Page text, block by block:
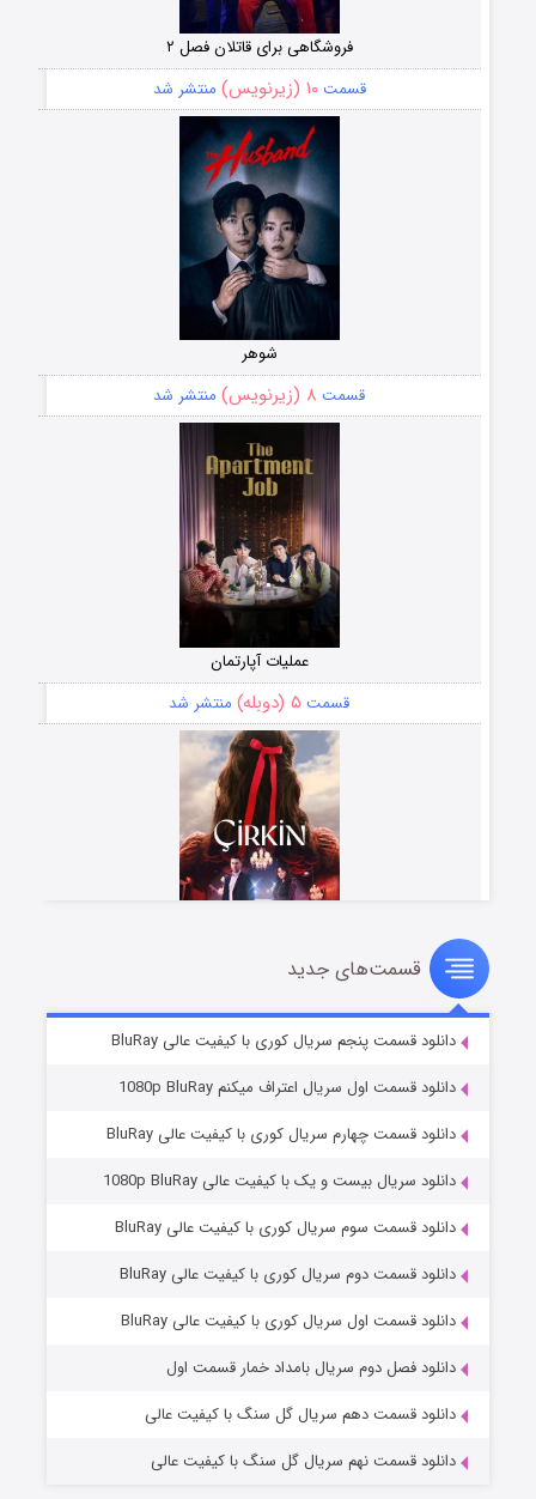
فروشگاهی برای قاتلان فصل ۲
قسمت۱۰ (زیرنویس) منتشر شد
شوهر
قسمت ۸ (زیرنویس) منتشر شد
عملیات آپارتمان
قسمت ۵ (دوبله) منتشر شد
سریال زشت
قسمت۲ (زیرنویس) منتشر شد
مردگان متحرک: شهر مرده ۳
قسمت۲ (زیرنویس) منتشر شد
قسمت‌های جدید
دانلود قسمت پنجم سریال کوری با کیفیت عالی BluRay
دانلود قسمت اول سریال اعتراف میکنم 1080p BluRay
دانلود قسمت چهارم سریال کوری با کیفیت عالی BluRay
دانلود سریال بیست و یک با کیفیت عالی 1080p BluRay
دانلود قسمت سوم سریال کوری با کیفیت عالی BluRay
دانلود قسمت دوم سریال کوری با کیفیت عالی BluRay
دانلود قسمت اول سریال کوری با کیفیت عالی BluRay
دانلود فصل دوم سریال بامداد خمار قسمت اول
دانلود قسمت دهم سریال گل سنگ با کیفیت عالی
دانلود قسمت نهم سریال گل سنگ با کیفیت عالی